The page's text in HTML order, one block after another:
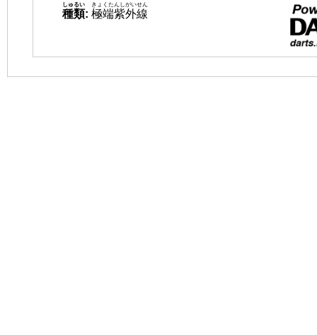
種類
しゅるい
: 極端紫外線
きょくたんしがいせん